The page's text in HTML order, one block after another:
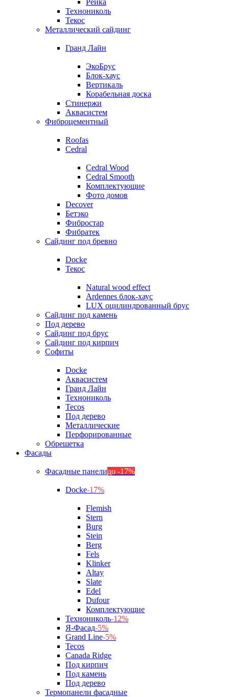
Рейка
Технониколь
Текос
Металлический сайдинг
Гранд Лайн
ЭкоБрус
Блок-хаус
Вертикаль
Корабельная доска
Стинержи
Аквасистем
Фиброцементный
Roofas
Cedral
Cedral Wood
Cedral Smooth
Комплектующие
Фото домов
Decover
Бетэко
Фибростар
Фибратек
Сайдинг под бревно
Docke
Текос
Natural wood effect
Ardennes блок-хаус
LUX оцилиндрованный брус
Сайдинг под камень
Под дерево
Сайдинг под брус
Сайдинг под кирпич
Софиты
Docke
Аквасистем
Гранд Лайн
Технониколь
Tecos
Под дерево
Металлические
Перфорированные
Обрешетка
Фасады
Фасадные панелидо -17%
Docke-17%
Flemish
Stern
Burg
Stein
Berg
Fels
Klinker
Altay
Slate
Edel
Dufour
Комплектующие
Технониколь-12%
Я-Фасад-5%
Grand Line-5%
Tecos
Canada Ridge
Под кирпич
Под камень
Под дерево
Термопанели фасадные